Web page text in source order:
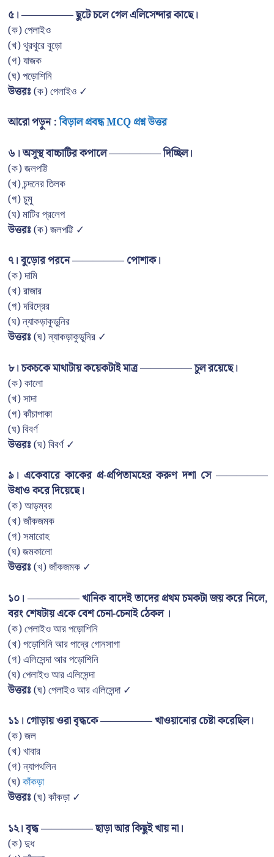
৫। ————— ছুটে চলে গেল এলিসেন্দার কাছে।
(ক) পেলাইও
(খ) থুরথুরে বুড়ো
(গ) যাজক
(ঘ) পড়োশিনি
উত্তরঃ(ক) পেলাইও ✓
আরো পড়ুন :বিড়াল প্রবন্ধ MCQ প্রশ্ন উত্তর
৬। অসুস্থ বাচ্চাটির কপালে ————— দিচ্ছিল।
(ক) জলপট্টি
(খ) চন্দনের তিলক
(গ) চুমু
(ঘ) মাটির প্রলেপ
উত্তরঃ(ক) জলপট্টি ✓
৭। বুড়োর পরনে ————— পোশাক।
(ক) দামি
(খ) রাজার
(গ) দরিদ্রের
(ঘ) ন্যাকড়াকুডুনির
উত্তরঃ(ঘ) ন্যাকড়াকুডুনির ✓
৮। চকচকে মাথাটায় কয়েকটাই মাত্র ————— চুল রয়েছে।
(ক) কালো
(খ) সাদা
(গ) কাঁচাপাকা
(ঘ) বিবর্ণ
উত্তরঃ(ঘ) বিবর্ণ ✓
৯। একেবারে কাকের প্র-প্রপিতামহের করুণ দশা সে —————
উধাও করে দিয়েছে।
(ক) আড়ম্বর
(খ) জাঁকজমক
(গ) সমারোহ
(ঘ) জমকালো
উত্তরঃ(খ) জাঁকজমক ✓
১০। ————— খানিক বাদেই তাদের প্রথম চমকটা জয় করে নিলে,
বরং শেষটায় একে বেশ চেনা-চেনাই ঠেকল ।
(ক) পেলাইও আর পড়োশিনি
(খ) পড়োশিনি আর পাদ্রে গোনসাগা
(গ) এলিসেন্দা আর পড়োশিনি
(ঘ) পেলাইও আর এলিসেন্দা
উত্তরঃ(ঘ) পেলাইও আর এলিসেন্দা ✓
১১। গোড়ায় ওরা বৃদ্ধকে ————— খাওয়ানোর চেষ্টা করেছিল।
(ক) জল
(খ) খাবার
(গ) ন্যাপথলিন
(ঘ)কাঁকড়া
উত্তরঃ(ঘ) কাঁকড়া ✓
১২। বৃদ্ধ ————— ছাড়া আর কিছুই খায় না।
(ক) দুধ